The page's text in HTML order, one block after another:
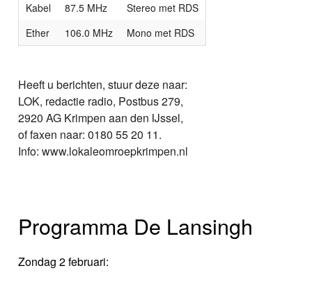
Kabel 87.5 MHz
Stereo met RDS
Ether
106.0 MHz Mono met RDS
Heeft u berichten, stuur deze naar:
LOK, redactie radio, Postbus 279,
2920 AG Krimpen aan den IJssel,
of faxen naar: 0180 55 20 11.
Info: www.lokaleomroepkrimpen.nl
Programma De Lansingh
Zondag 2 februari: